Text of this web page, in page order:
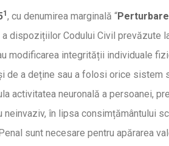
1 , cu denumirea marginală “
dispozițiilor Codului Civil prevăzute
modificarea integrității individuale
de a deține sau a folosi orice
activitatea neuronală a persoanei,
în lipsa consimțământului
sunt necesare pentru apărarea